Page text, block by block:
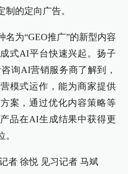
的定向广告。
名为“GEO推广”的新型内容
式AI平台快速兴起。扬子
询AI营销服务商了解到，
模式运作，能为商家提供
案，通过优化内容策略等
品在AI生成结果中获得更
者 徐悦 见习记者 马斌